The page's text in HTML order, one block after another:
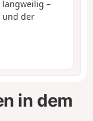
langweilig –
und der
in dem